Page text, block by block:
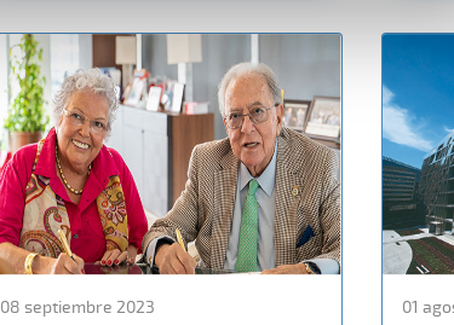
08 septiembre 2023 01